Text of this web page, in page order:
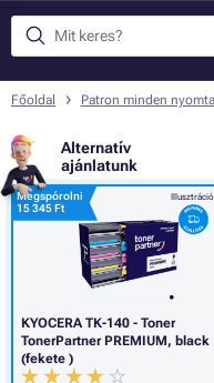
Főoldal Patron minden
Alternatív
ajánlatunk
Megspórolni
15 345 Ft
KYOCERA TK-140 - Toner
TonerPartner PREMIUM, black
(fekete )